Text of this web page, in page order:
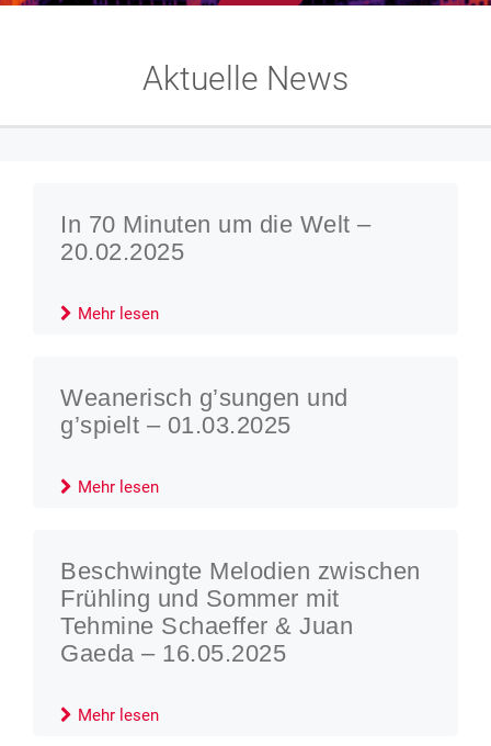
Aktuelle News
In 70 Minuten um die Welt –
20.02.2025
Mehr lesen
Weanerisch g’sungen und
g’spielt – 01.03.2025
Mehr lesen
Beschwingte Melodien zwischen
Frühling und Sommer mit
Tehmine Schaeffer & Juan
Gaeda – 16.05.2025
Mehr lesen